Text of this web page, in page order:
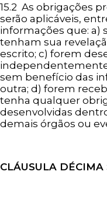
15.2 As obrigações
serão aplicáveis,
informações que: a)
tenham sua
escrito; c) forem
sem benefício das
outra; d) forem
tenha qualquer
desenvolvidas
demais órgãos ou
CLÁUSULA DÉCIMA